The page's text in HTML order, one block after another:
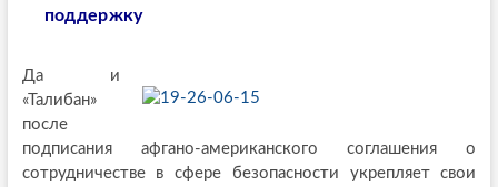
поддержку
Да и
«Талибан»
после
подписания афгано-американского соглашения о
сотрудничестве в сфере безопасности укрепляет свои